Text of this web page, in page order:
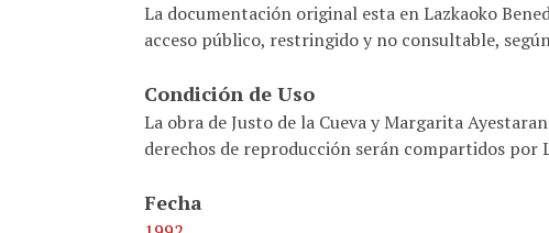
La documentación original esta en Lazkaoko
acceso público, restringido y no consultable,
Condición de Uso
La obra de Justo de la Cueva y Margarita
derechos de reproducción serán compartidos por
Fecha